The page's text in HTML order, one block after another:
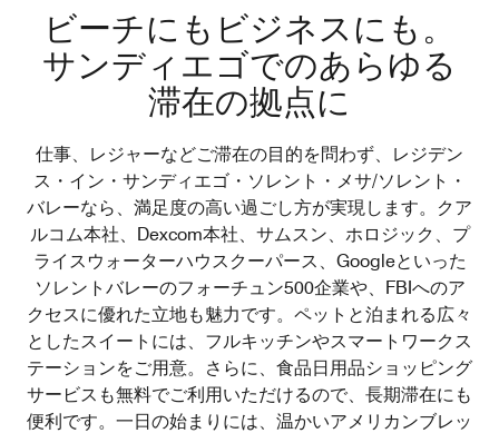
ビーチにもビジネスにも。
サンディエゴでのあらゆる
滞在の拠点に
仕事、レジャーなどご滞在の目的を問わず、レジデン
ス・イン・サンディエゴ・ソレント・メサ/ソレント・
バレーなら、満足度の高い過ごし方が実現します。クア
ルコム本社、Dexcom本社、サムスン、ホロジック、プ
ライスウォーターハウスクーパース、Googleといった
ソレントバレーのフォーチュン500企業や、FBIへのア
クセスに優れた立地も魅力です。ペットと泊まれる広々
としたスイートには、フルキッチンやスマートワークス
テーションをご用意。さらに、食品日用品ショッピング
サービスも無料でご利用いただけるので、長期滞在にも
便利です。一日の始まりには、温かいアメリカンブレッ